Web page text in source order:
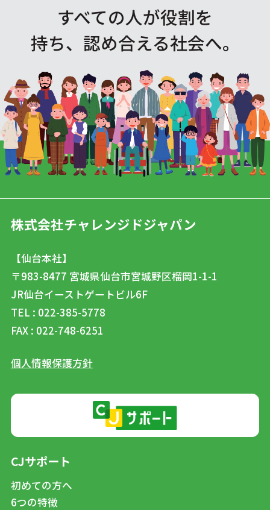
すべての人が役割を
持ち、認め合える社会へ。
株式会社チャレンジドジャパン
【仙台本社】
〒983-8477 宮城県仙台市宮城野区榴岡1-1-1
JR仙台イーストゲートビル6F
TEL : 022-385-5778
FAX : 022-748-6251
個人情報保護方針
CJサポート
初めての方へ
6つの特徴